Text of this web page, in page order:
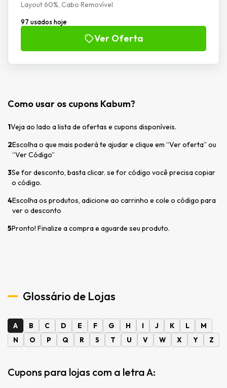
Layout 60%, Cabo Removível
97 usados hoje
Ver Oferta
Como usar os cupons Kabum?
1Veja ao lado a lista de ofertas e cupons disponíveis.
2Escolha o que mais poderá te ajudar e clique em “Ver oferta” ou
“Ver Código”
3Se for desconto, basta clicar. se for código você precisa copiar
o código.
4Escolha os produtos, adicione ao carrinho e cole o código para
ver o desconto
5Pronto! Finalize a compra e aguarde seu produto.
Glossário de Lojas
A B C D E F G H I J K L
M
N
O P Q R S T U V W X Y Z
Cupons para lojas com a letra A: